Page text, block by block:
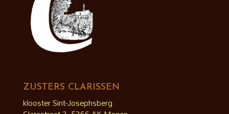
ZUSTERS CLARISSEN
klooster Sint-Josephsberg